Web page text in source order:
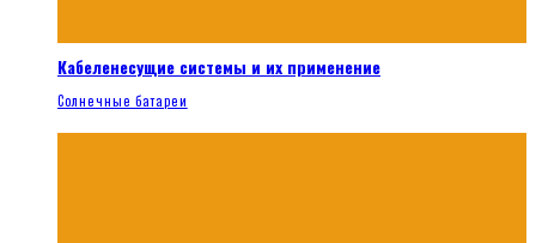
Кабеленесущие системы и их применение
Солнечные батареи